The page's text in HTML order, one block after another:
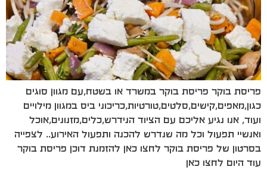
פריסת בוקר פריסת בוקר במשרד או בשטח,עם מגוון סוגים
כגון,מאפים,קישים,סלטים,טורטיות,כריכוני ביס במגוון מילויים
ועוד, אנו נגיע אליכם עם הציוד הנידרש,כלים,מזנונים,אוכל
ואנשיי תפעול וכל מה שנדרש להכנה ותפעול האירוע.. לצפייה
בסרטון של פריסת בוקר לחצו כאן להזמנת דוכן פריסת בוקר
עוד היום לחצו כאן